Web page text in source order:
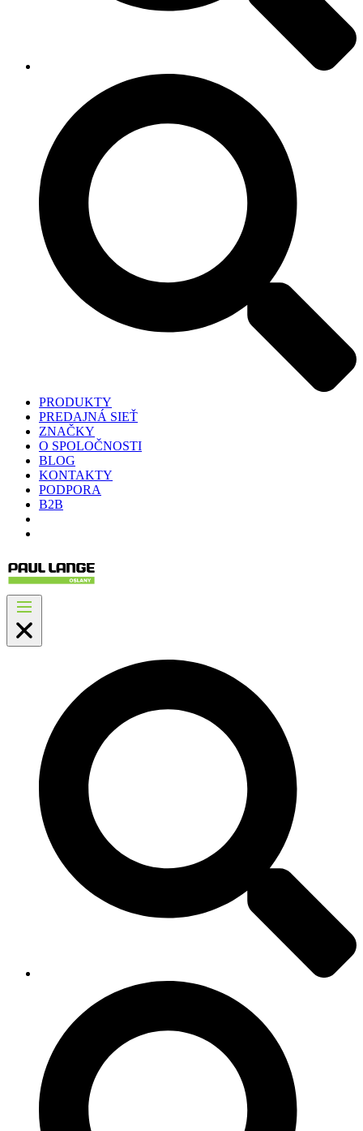
PRODUKTY
PREDAJNÁ SIEŤ
ZNAČKY
O SPOLOČNOSTI
BLOG
KONTAKTY
PODPORA
B2B